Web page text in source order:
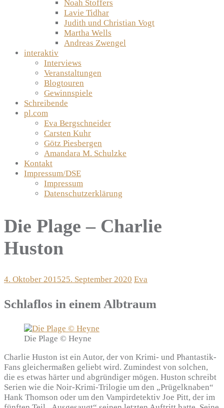
Noah Stoffers
Lavie Tidhar
Judith und Christian Vogt
Martha Wells
Andreas Zwengel
interaktiv
Interviews
Veranstaltungen
Blogtouren
Gewinnspiele
Schreibende
pl.com
Eva Bergschneider
Carsten Kuhr
Götz Piesbergen
Amandara M. Schulzke
Kontakt
Impressum/DSE
Impressum
Datenschutzerklärung
Die Plage – Charlie
Huston
4. Oktober 201525. September 2020 Eva
Schlaflos in einem Albtraum
Die Plage © Heyne
Charlie Huston ist ein Autor, der von Krimi- und Phantastik-
Fans gleichermaßen geliebt wird. Zumindest von solchen,
die es etwas härter und abgründiger mögen. Huston schreibt
Serien wie die Noir-Krimi-Trilogie um den „Prügelknaben“
Hank Thomson oder um den Vampirdetektiv Joe Pitt, der im